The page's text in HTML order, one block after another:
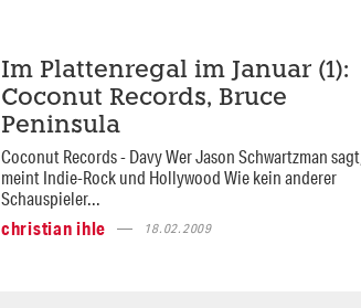
Im Plattenregal im Januar (1):
Coconut Records, Bruce
Peninsula
Coconut Records - Davy Wer Jason Schwartzman sagt,
meint Indie-Rock und Hollywood Wie kein anderer
Schauspieler...
christian ihle
18.02.2009